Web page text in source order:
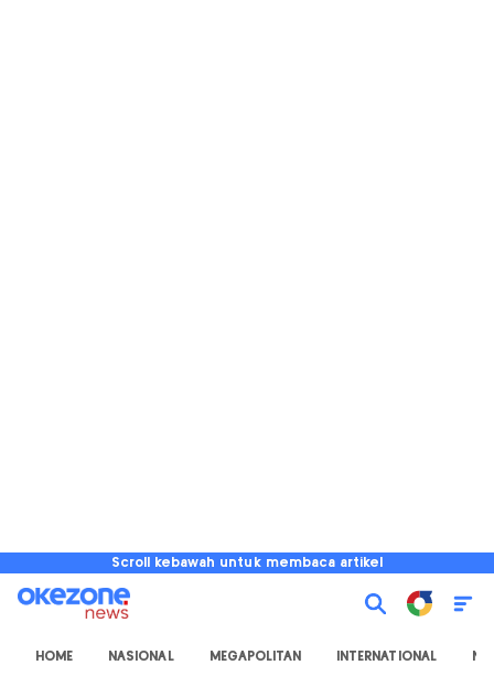
Scroll kebawah untuk membaca artikel
HOME NASIONAL MEGAPOLITAN INTERNATIONAL